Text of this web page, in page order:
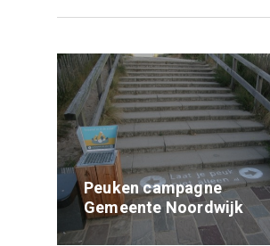
Peuken campagne
Gemeente Noordwijk